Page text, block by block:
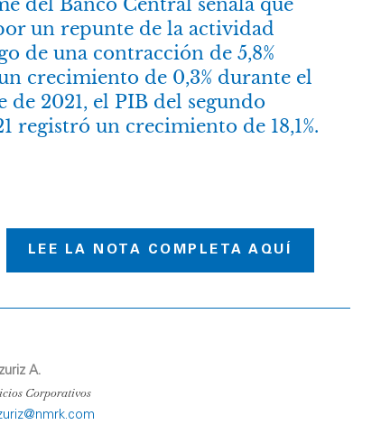
un repunte de la actividad
de una contracción de 5,8%
crecimiento de 0,3% durante el
2021, el PIB del segundo
registró un crecimiento de 18,1%.
LEE LA NOTA COMPLETA AQUÍ
A.
Corporativos